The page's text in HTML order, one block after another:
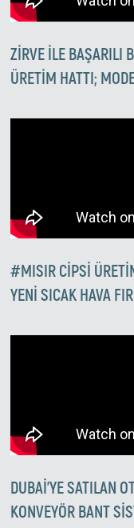
ZİRVE ILE BAŞARILI
ÜRETIM HATTI;
#MISIR CIPSI
YENI SICAK HAVA
DUBAI'YE SATILAN
KONVEYÖR BANT